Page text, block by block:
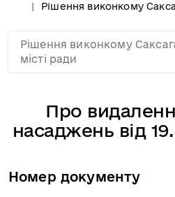
Рішення виконкому
Про
насаджень від
Номер документу
Рішення виконкому
місті ради
січня 2010 року